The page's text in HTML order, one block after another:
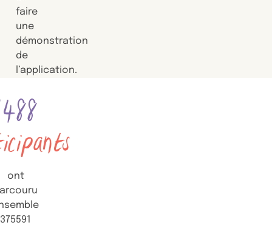
faire
une
démonstration
de
l’application.
ont
375591